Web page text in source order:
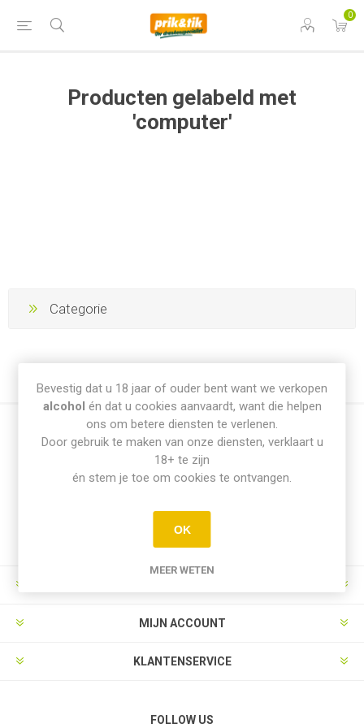
0
Producten gelabeld met
'computer'
Categorie
Nieuwsbrief
MIJN ACCOUNT
KLANTENSERVICE
FOLLOW US
Bevestig dat u 18 jaar of ouder bent want we verkopen
alcohol én dat u cookies aanvaardt, want die helpen
ons om betere diensten te verlenen.
Door gebruik te maken van onze diensten, verklaart u
18+ te zijn
én stem je toe om cookies te ontvangen.
OK
MEER WETEN